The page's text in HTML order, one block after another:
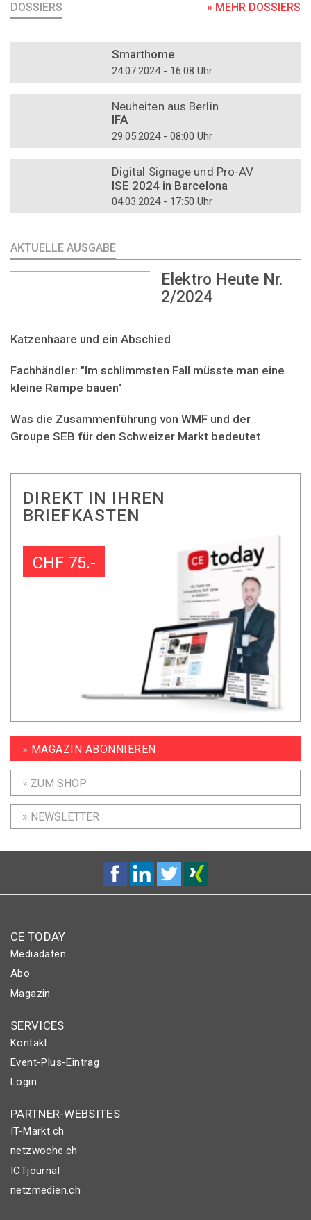
DOSSIERS » MEHR DOSSIERS
Smarthome
24.07.2024 - 16:08 Uhr
Neuheiten aus Berlin
IFA
29.05.2024 - 08:00 Uhr
Digital Signage und Pro-AV
ISE 2024 in Barcelona
04.03.2024 - 17:50 Uhr
AKTUELLE AUSGABE
Elektro Heute Nr.
2/2024
Katzenhaare und ein Abschied
Fachhändler: "Im schlimmsten Fall müsste man eine
kleine Rampe bauen"
Was die Zusammenführung von WMF und der
Groupe SEB für den Schweizer Markt bedeutet
DIREKT IN IHREN
BRIEFKASTEN
CHF 75.-
» MAGAZIN ABONNIEREN
» ZUM SHOP
» NEWSLETTER
CE TODAY
Mediadaten
Abo
Magazin
SERVICES
Kontakt
Event-Plus-Eintrag
Login
PARTNER-WEBSITES
IT-Markt.ch
netzwoche.ch
ICTjournal
netzmedien.ch